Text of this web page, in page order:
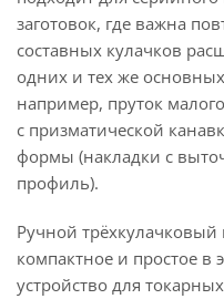
заготовок, где важна
составных кулачков
одних и тех же
например, пруток
с призматической
формы (накладки с
профиль).
Ручной трёхкулачковый
компактное и простое в
устройство для